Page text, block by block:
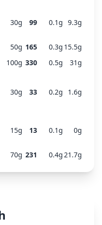
30g 99 0.1g 9.3g
50g 165 0.3g 15.5g
100g 330 0.5g 31g
30g 33 0.2g 1.6g
15g 13 0.1g 0g
70g 231 0.4g21.7g